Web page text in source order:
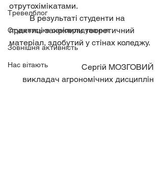
Тревелблог
Студентське самоврядування
Зовнішня активність
Нас вітають
отрутохімікатами.
	В результаті студенти на
практиці закріпили теоретичний
матеріал, здобутий у стінах коледжу.
Сергій МОЗГОВИЙ
викладач агрономічних дисциплін